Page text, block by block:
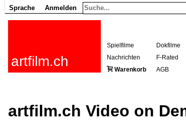
Sprache Anmelden
artfilm.ch
Spielfilme Dokfilme
Nachrichten
F-Rated
Warenkorb
AGB
artfilm.ch Video on